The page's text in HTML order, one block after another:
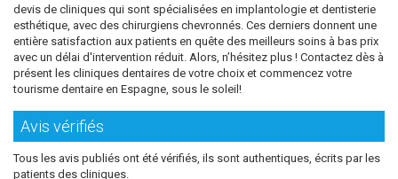
devis de cliniques qui sont spécialisées en implantologie et dentisterie
esthétique, avec des chirurgiens chevronnés. Ces derniers donnent une
entière satisfaction aux patients en quête des meilleurs soins à bas prix
avec un délai d'intervention réduit. Alors, n’hésitez plus ! Contactez dès à
présent les cliniques dentaires de votre choix et commencez votre
tourisme dentaire en Espagne, sous le soleil!
Avis vérifiés
Tous les avis publiés ont été vérifiés, ils sont authentiques, écrits par les
patients des cliniques.